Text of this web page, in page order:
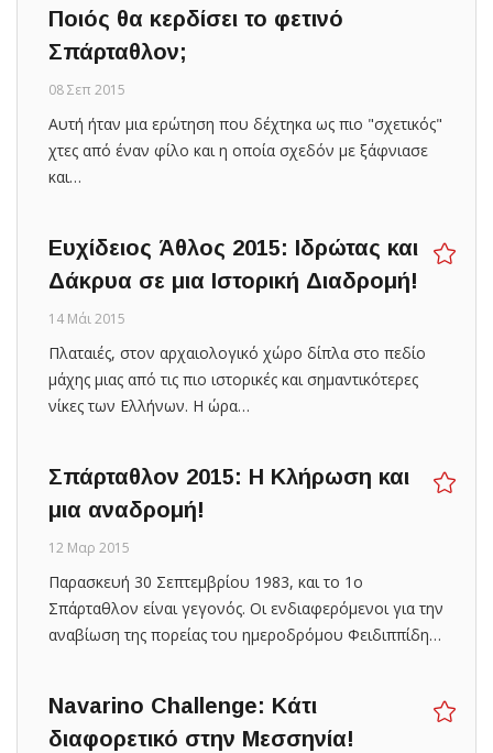
Ποιός θα κερδίσει το φετινό
Σπάρταθλον;
08 Σεπ 2015
Αυτή ήταν μια ερώτηση που δέχτηκα ως πιο "σχετικός"
χτες από έναν φίλο και η οποία σχεδόν με ξάφνιασε
και…
Ευχίδειος Άθλος 2015: Ιδρώτας και
Δάκρυα σε μια Ιστορική Διαδρομή!
14 Μάι 2015
Πλαταιές, στον αρχαιολογικό χώρο δίπλα στο πεδίο
μάχης μιας από τις πιο ιστορικές και σημαντικότερες
νίκες των Ελλήνων. Η ώρα…
Σπάρταθλον 2015: Η Κλήρωση και
μια αναδρομή!
12 Μαρ 2015
Παρασκευή 30 Σεπτεμβρίου 1983, και το 1ο
Σπάρταθλον είναι γεγονός. Οι ενδιαφερόμενοι για την
αναβίωση της πορείας του ημεροδρόμου Φειδιππίδη…
Navarino Challenge: Κάτι
διαφορετικό στην Μεσσηνία!